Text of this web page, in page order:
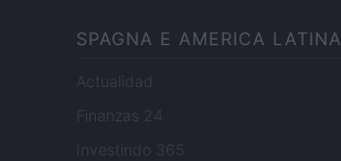
SPAGNA E AMERICA LATINA
Actualidad
Finanzas 24
Investindo 365